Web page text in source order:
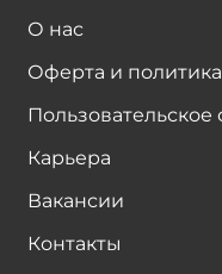
О нас
Оферта и
Карьера
Вакансии
Контакты